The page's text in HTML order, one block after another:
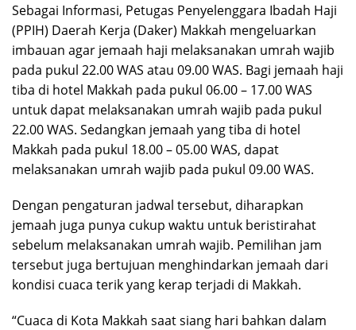
Sebagai Informasi, Petugas Penyelenggara Ibadah Haji
(PPIH) Daerah Kerja (Daker) Makkah mengeluarkan
imbauan agar jemaah haji melaksanakan umrah wajib
pada pukul 22.00 WAS atau 09.00 WAS. Bagi jemaah haji
tiba di hotel Makkah pada pukul 06.00 – 17.00 WAS
untuk dapat melaksanakan umrah wajib pada pukul
22.00 WAS. Sedangkan jemaah yang tiba di hotel
Makkah pada pukul 18.00 – 05.00 WAS, dapat
melaksanakan umrah wajib pada pukul 09.00 WAS.
Dengan pengaturan jadwal tersebut, diharapkan
jemaah juga punya cukup waktu untuk beristirahat
sebelum melaksanakan umrah wajib. Pemilihan jam
tersebut juga bertujuan menghindarkan jemaah dari
kondisi cuaca terik yang kerap terjadi di Makkah.
“Cuaca di Kota Makkah saat siang hari bahkan dalam